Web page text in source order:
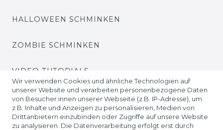
HALLOWEEN SCHMINKEN
ZOMBIE SCHMINKEN
VIDEO TUTORIALS
KONTAKTLINSEN EINSETZEN
UNTERNEHMEN
Wir verwenden Cookies und ähnliche Technologien auf
unserer Website und verarbeiten personenbezogene Daten
von Besucher:innen unserer Webseite (z.B. IP-Adresse), um
z.B. Inhalte und Anzeigen zu personalisieren, Medien von
Drittanbietern einzubinden oder Zugriffe auf unsere Website
zu analysieren. Die Datenverarbeitung erfolgt erst durch